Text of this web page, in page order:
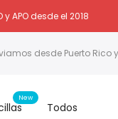
y APO desde el 2018
desde Puerto Rico
New
Todos